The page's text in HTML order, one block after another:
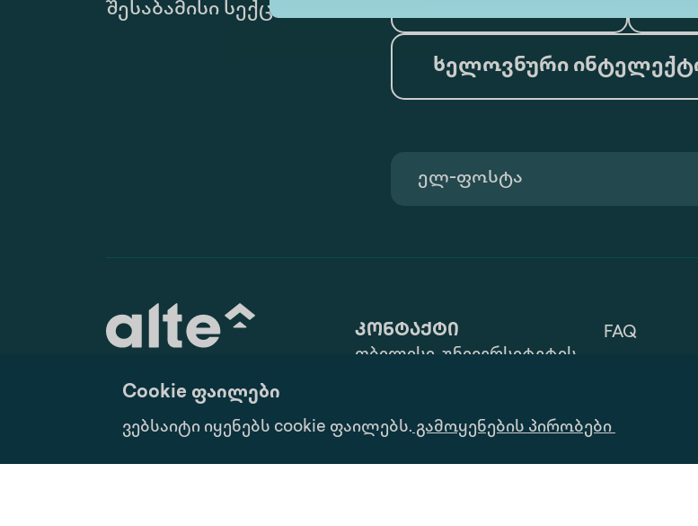
Cookie ფაილები
ვებსაიტი იყენებს cookie ფაილებს. გამოყენების პირობები
შესაბამისი სექცია
ხელოვნური
განვითარებისათვის
კონტაქტი
თბილისი, უნივერსიტეტის
info@alte.edu.ge
FAQ
Მოთხოვნა